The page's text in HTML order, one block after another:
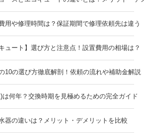
用や修理時間は？保証期間で修理依頼先は違う
ュート】選び方と注意点！設置費用の相場は？
10の選び方徹底解剖！依頼の流れや補助金解説
何年？交換時期を見極めるための完全ガイド
器の違いは？メリット・デメリットを比較